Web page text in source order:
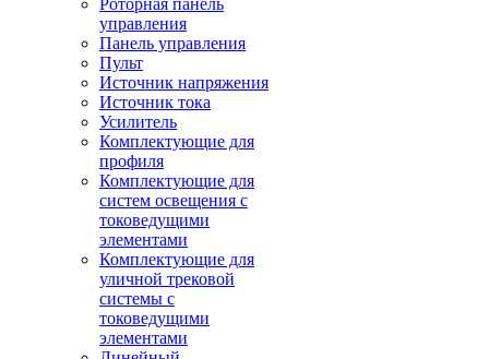
Роторная панель
управления
Панель управления
Пульт
Источник напряжения
Источник тока
Усилитель
Комплектующие для
профиля
Комплектующие для
систем освещения с
токоведущими
элементами
Комплектующие для
уличной трековой
системы с
токоведущими
элементами